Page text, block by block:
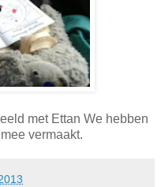
met Ettan We hebben
vermaakt.